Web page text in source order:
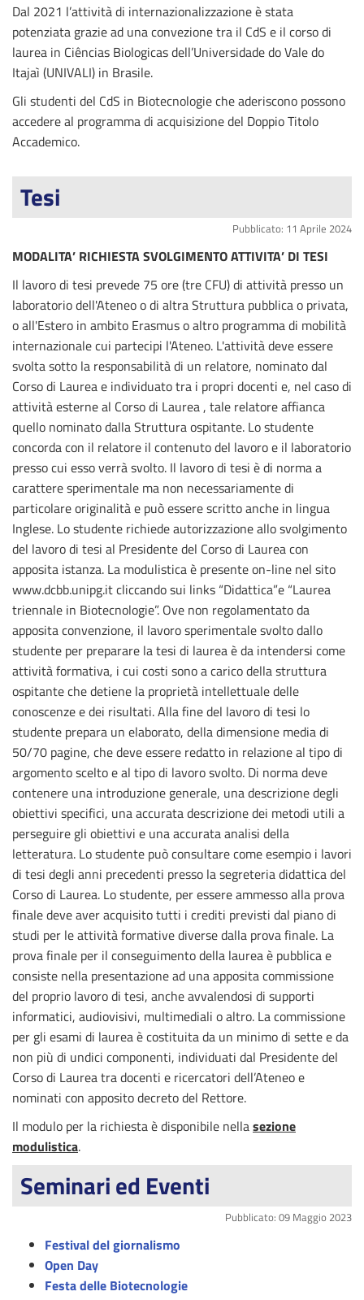
Dal 2021 l’attività di internazionalizzazione è stata
potenziata grazie ad una convezione tra il CdS e il corso di
laurea in Ciências Biologicas dell’Universidade do Vale do
Itajaì (UNIVALI) in Brasile.
Gli studenti del CdS in Biotecnologie che aderiscono possono
accedere al programma di acquisizione del Doppio Titolo
Accademico.
Tesi
Pubblicato: 11 Aprile 2024
MODALITA’ RICHIESTA SVOLGIMENTO ATTIVITA’ DI TESI
Il lavoro di tesi prevede 75 ore (tre CFU) di attività presso un
laboratorio dell'Ateneo o di altra Struttura pubblica o privata,
o all'Estero in ambito Erasmus o altro programma di mobilità
internazionale cui partecipi l'Ateneo. L'attività deve essere
svolta sotto la responsabilità di un relatore, nominato dal
Corso di Laurea e individuato tra i propri docenti e, nel caso di
attività esterne al Corso di Laurea , tale relatore affianca
quello nominato dalla Struttura ospitante. Lo studente
concorda con il relatore il contenuto del lavoro e il laboratorio
presso cui esso verrà svolto. Il lavoro di tesi è di norma a
carattere sperimentale ma non necessariamente di
particolare originalità e può essere scritto anche in lingua
Inglese. Lo studente richiede autorizzazione allo svolgimento
del lavoro di tesi al Presidente del Corso di Laurea con
apposita istanza. La modulistica è presente on-line nel sito
www.dcbb.unipg.it cliccando sui links “Didattica”e “Laurea
triennale in Biotecnologie”. Ove non regolamentato da
apposita convenzione, il lavoro sperimentale svolto dallo
studente per preparare la tesi di laurea è da intendersi come
attività formativa, i cui costi sono a carico della struttura
ospitante che detiene la proprietà intellettuale delle
conoscenze e dei risultati. Alla fine del lavoro di tesi lo
studente prepara un elaborato, della dimensione media di
50/70 pagine, che deve essere redatto in relazione al tipo di
argomento scelto e al tipo di lavoro svolto. Di norma deve
contenere una introduzione generale, una descrizione degli
obiettivi specifici, una accurata descrizione dei metodi utili a
perseguire gli obiettivi e una accurata analisi della
letteratura. Lo studente può consultare come esempio i lavori
di tesi degli anni precedenti presso la segreteria didattica del
Corso di Laurea. Lo studente, per essere ammesso alla prova
finale deve aver acquisito tutti i crediti previsti dal piano di
studi per le attività formative diverse dalla prova finale. La
prova finale per il conseguimento della laurea è pubblica e
consiste nella presentazione ad una apposita commissione
del proprio lavoro di tesi, anche avvalendosi di supporti
informatici, audiovisivi, multimediali o altro. La commissione
per gli esami di laurea è costituita da un minimo di sette e da
non più di undici componenti, individuati dal Presidente del
Corso di Laurea tra docenti e ricercatori dell’Ateneo e
nominati con apposito decreto del Rettore.
Il modulo per la richiesta è disponibile nellasezione
modulistica.
Seminari ed Eventi
Pubblicato: 09 Maggio 2023
Festival del giornalismo
Open Day
Festa delle Biotecnologie